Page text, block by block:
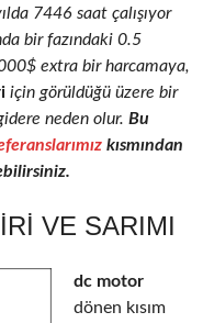
7446 saat çalışıyor
bir fazındaki 0.5
extra bir harcamaya,
için görüldüğü üzere bir
neden olur. Bu
kısmından
VE SARIMI
dc motor
dönen kısım